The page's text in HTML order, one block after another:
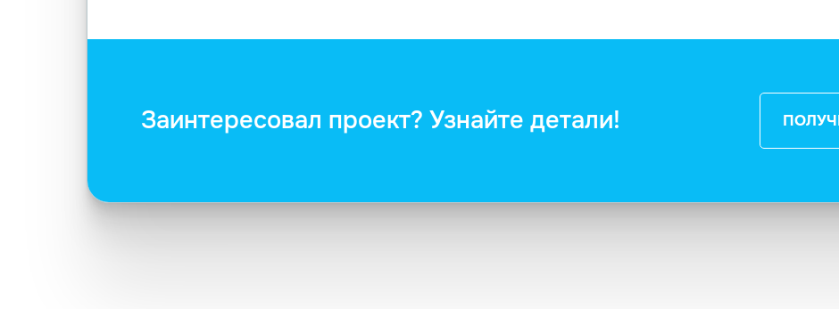
Заинтересовал проект? Узнайте детали!